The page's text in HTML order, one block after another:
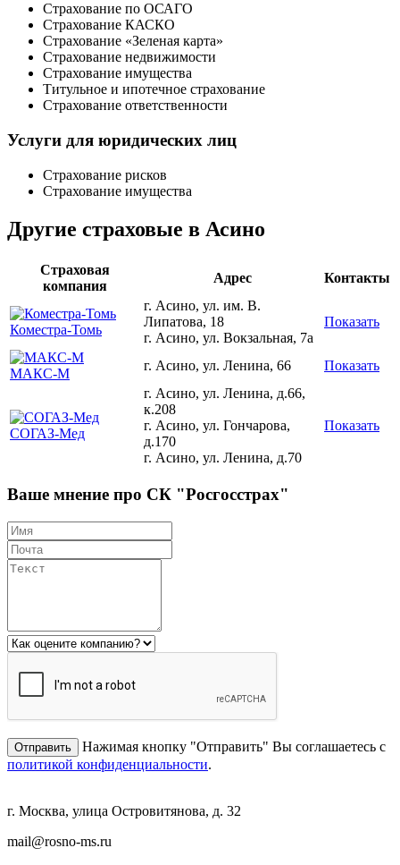
Страхование по ОСАГО
Страхование КАСКО
Страхование «Зеленая карта»
Страхование недвижимости
Страхование имущества
Титульное и ипотечное страхование
Страхование ответственности
Услуги для юридических лиц
Страхование рисков
Страхование имущества
Другие страховые в Асино
Страховая
компания
Адрес Контакты
Коместра-Томь
г. Асино, ул. им. В.
Липатова, 18
г. Асино, ул. Вокзальная, 7а
Показать
МАКС-М
г. Асино, ул. Ленина, 66 Показать
СОГАЗ-Мед
г. Асино, ул. Ленина, д.66,
к.208
г. Асино, ул. Гончарова,
д.170
г. Асино, ул. Ленина, д.70
Показать
Ваше мнение про СК "Росгосстрах"
Нажимая кнопку "Отправить" Вы соглашаетесь с
политикой конфиденциальности.
г. Москва, улица Островитянова, д. 32
mail@rosno-ms.ru